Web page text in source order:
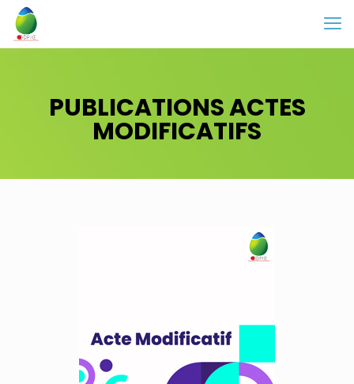
PUBLICATIONS ACTES
MODIFICATIFS